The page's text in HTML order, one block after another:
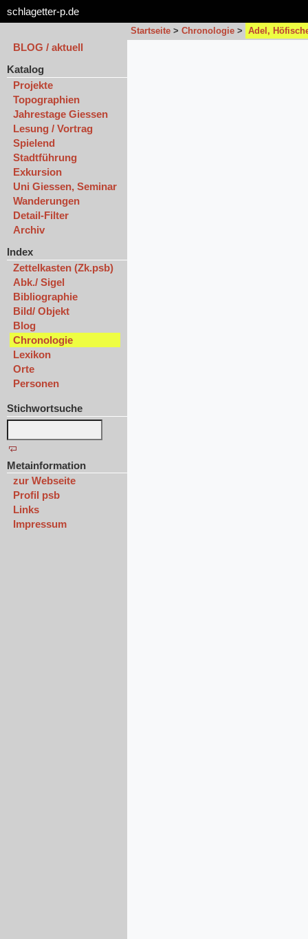
schlagetter-p.de
Startseite > Chronologie > Adel,
BLOG / aktuell
Katalog
Projekte
Topographien
Jahrestage Giessen
Lesung / Vortrag
Spielend
Stadtführung
Exkursion
Uni Giessen, Seminar
Wanderungen
Detail-Filter
Archiv
Index
Zettelkasten (Zk.psb)
Abk./ Sigel
Bibliographie
Bild/ Objekt
Blog
Chronologie
Lexikon
Orte
Personen
Stichwortsuche
Metainformation
zur Webseite
Profil psb
Links
Impressum